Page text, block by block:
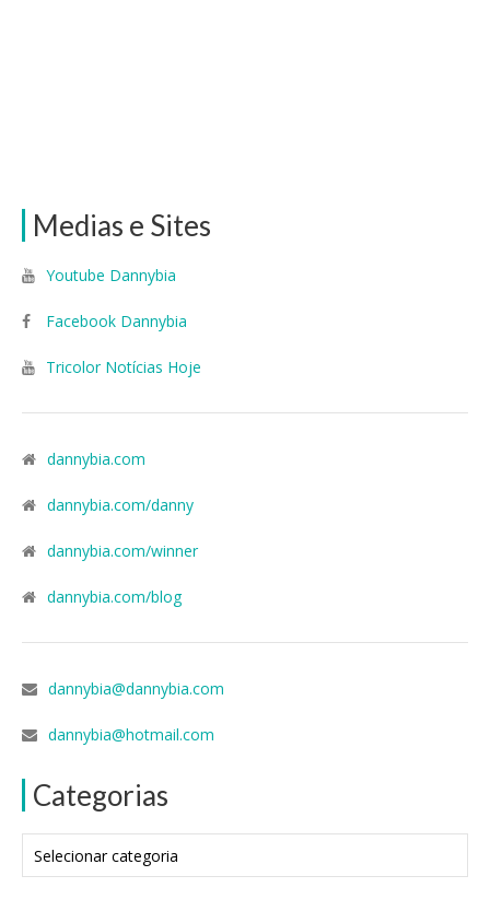
Medias e Sites
Youtube Dannybia
Facebook Dannybia
Tricolor Notícias Hoje
dannybia.com
dannybia.com/danny
dannybia.com/winner
dannybia.com/blog
dannybia@dannybia.com
dannybia@hotmail.com
Categorias